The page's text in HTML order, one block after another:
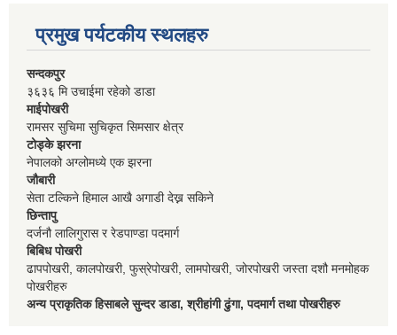
प्रमुख पर्यटकीय स्थलहरु
सन्दकपुर
३६३६ मि उचाईमा रहेको डाडा
माईपोखरी
रामसर सुचिमा सुचिकृत सिमसार क्षेत्र
टोड्के झरना
नेपालको अग्लोमध्ये एक झरना
जौबारी
सेता टल्किने हिमाल आखै अगाडी देख्न सकिने
छिन्तापु
दर्जनौ लालिगुरास र रेडपाण्डा पदमार्ग
बिबिध पोखरी
ढापपोखरी, कालपोखरी, फुस्रेपोखरी, लामपोखरी, जोरपोखरी जस्ता दशौ मनमोहक
पोखरीहरु
अन्य प्राकृतिक हिसाबले सुन्दर डाडा, श्रीहांगी ढुंगा, पदमार्ग तथा पोखरीहरु